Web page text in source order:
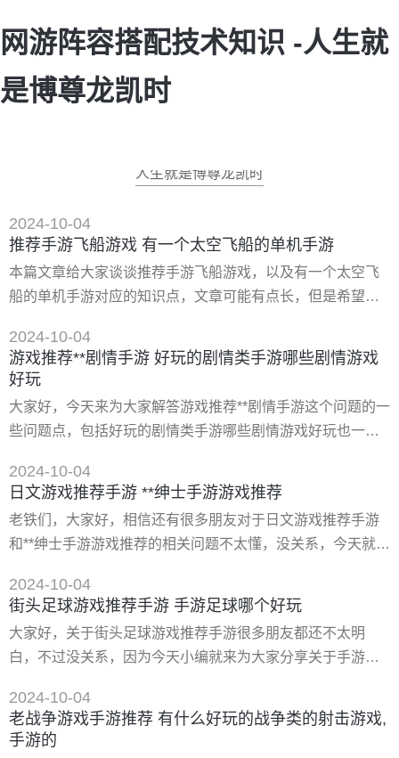
网游阵容搭配技术知识 -人生就
是博尊龙凯时
人生就是博尊龙凯时
2024-10-04
推荐手游飞船游戏 有一个太空飞船的单机手游
本篇文章给大家谈谈推荐手游飞船游戏，以及有一个太空飞
船的单机手游对应的知识点，文章可能有点长，但是希望大
帮助，可以解决了您的问题，不要忘了收藏本站喔。 一、有
没有好玩的太空探索类单机游戏 太空对于人类来说，一直有
索类佳作吧，一起领略宇宙的奥秘 帝国霸业**生存 本作可以
称得上的是*其冷门了
2024-10-04
游戏推荐**剧情手游 好玩的剧情类手游哪些剧情游戏
好玩
大家好，今天来为大家解答游戏推荐**剧情手游这个问题的一
些问题点，包括好玩的剧情类手游哪些剧情游戏好玩也一样
让我们一起来看看吧！如果解决了您的问题，还望您关注下
本站哦，谢谢~ 一、十大耐玩单机手游有哪些**荐。 1、植物
大战僵尸，这款游戏可以说是单机游戏里比较经典的**类游戏
了，当我**次接触到这个游戏时，我就被它迷住了
2024-10-04
日文游戏推荐手游 **绅士手游游戏推荐
老铁们，大家好，相信还有很多朋友对于日文游戏推荐手游
和**绅士手游游戏推荐的相关问题不太懂，没关系，今天就由
荐的问题，文章篇幅可能偏长，希望可以帮助到大家，下面
一起来看看吧！ 一、日式rpg手游推荐:精选*受欢迎的日系角
色扮演游戏 一、日式rpg手游的特点 1.精美的画面：日式rpg
手游以其精美的画面著称，游戏中的角色
2024-10-04
街头足球游戏推荐手游 手游足球哪个好玩
大家好，关于街头足球游戏推荐手游很多朋友都还不太明
白，不过没关系，因为今天小编就来为大家分享关于手游足
问题，如果碰巧可以解决您的问题，还望关注下本站哦，希
望对各位有所帮助！ 一、足球游戏哪个*好玩 足球游戏好玩
2024-10-04
老战争游戏手游推荐 有什么好玩的战争类的射击游戏,
手游的